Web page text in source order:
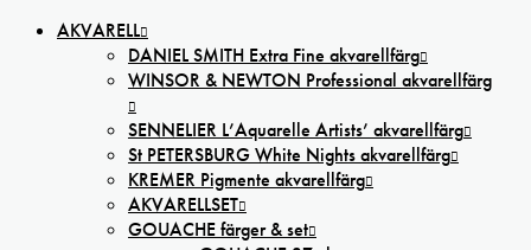
AKVARELL
DANIEL SMITH Extra Fine akvarellfärg
WINSOR & NEWTON Professional akvarellfärg
SENNELIER L’Aquarelle Artists’ akvarellfärg
St PETERSBURG White Nights akvarellfärg
KREMER Pigmente akvarellfärg
AKVARELLSET
GOUACHE färger & set